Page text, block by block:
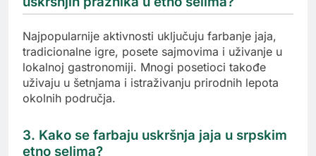
Najpopularnije aktivnosti uključuju farbanje jaja,
tradicionalne igre, posete sajmovima i uživanje u
lokalnoj gastronomiji. Mnogi posetioci takođe
uživaju u šetnjama i istraživanju prirodnih lepota
okolnih područja.
3. Kako se farbaju uskršnja jaja u srpskim
etno selima?